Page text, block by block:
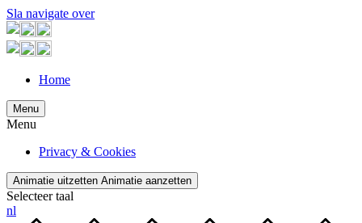
Sla navigate over
Home
Menu
Menu
Privacy & Cookies
Animatie uitzetten Animatie aanzetten
Selecteer taal
nl